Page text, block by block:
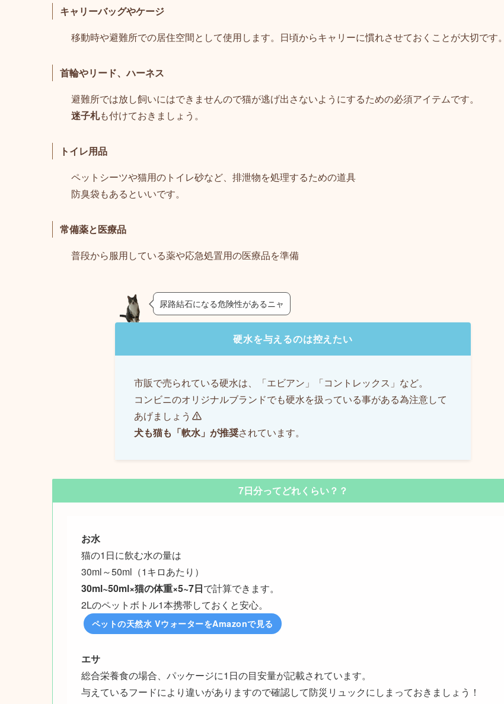
キャリーバッグやケージ
移動時や避難所での居住空間として使用します。日頃からキャリーに慣れさせておくことが大切です。
首輪やリード、ハーネス
避難所では放し飼いにはできませんので猫が逃げ出さないようにするための必須アイテムです。
迷子札も付けておきましょう 。
トイレ用品
ペットシーツや猫用のトイレ砂など、排泄物を処理するための道具
防臭袋もあるといいです。
常備薬と医療品
普段から服用している薬や応急処置用の医療品を準備
尿路結石になる危険性があるニャ
硬水を与えるのは控えたい
市販で売られている硬水は、
「エビアン」「コントレックス」など。
コンビニのオリジナルブランドでも硬水を扱っている事がある為注意して
あげましょう
犬も猫も「軟水」が推奨されています。
7日分ってどれくらい？？
お水
猫の1日に飲む水の量は
30ml～50ml（1キロあたり）
30ml~50ml×猫の体重×5~7日で計算できます。
2Lのペットボトル1本携帯しておくと安心。
ペットの天然水 VウォーターをAmazonで見る
エサ
総合栄養食の場合、パッケージに1日の目安量が記載されています。
与えているフードにより違いがありますので確認して防災リュックにしまっておきましょう！